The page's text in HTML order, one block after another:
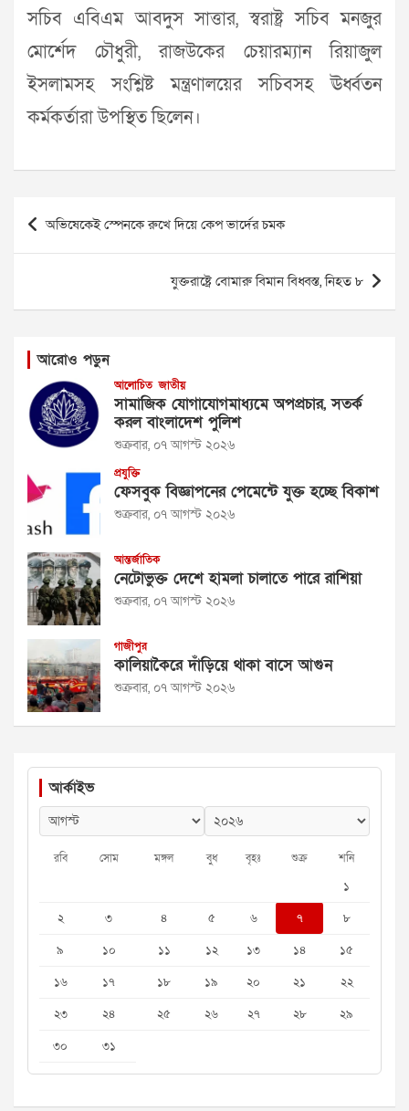
সচিব এবিএম আবদুস সাত্তার, স্বরাষ্ট্র সচিব মনজুর
মোর্শেদ চৌধুরী, রাজউকের চেয়ারম্যান রিয়াজুল
ইসলামসহ সংশ্লিষ্ট মন্ত্রণালয়ের সচিবসহ ঊর্ধ্বতন
কর্মকর্তারা উপস্থিত ছিলেন।
Post
navigation
অভিষেকেই স্পেনকে রুখে দিয়ে কেপ ভার্দের চমক
যুক্তরাষ্ট্রে বোমারু বিমান বিধ্বস্ত, নিহত ৮
আরোও পড়ুন
আলোচিত জাতীয়
সামাজিক যোগাযোগমাধ্যমে অপপ্রচার, সতর্ক
করল বাংলাদেশ পুলিশ
শুক্রবার, ০৭ আগস্ট ২০২৬
প্রযুক্তি
ফেসবুক বিজ্ঞাপনের পেমেন্টে যুক্ত হচ্ছে বিকাশ
শুক্রবার, ০৭ আগস্ট ২০২৬
আন্তর্জাতিক
নেটোভুক্ত দেশে হামলা চালাতে পারে রাশিয়া
শুক্রবার, ০৭ আগস্ট ২০২৬
গাজীপুর
কালিয়াকৈরে দাঁড়িয়ে থাকা বাসে আগুন
শুক্রবার, ০৭ আগস্ট ২০২৬
আর্কাইভ
রবি সোম মঙ্গল বুধ বৃহঃ শুক্র শনি
১
২
৩ ৪ ৫ ৬ ৭
৮
৯
১০ ১১ ১২ ১৩ ১৪
১৫
১৬
১৭ ১৮ ১৯ ২০ ২১
২২
২৩
২৪ ২৫ ২৬ ২৭ ২৮
২৯
৩০
৩১